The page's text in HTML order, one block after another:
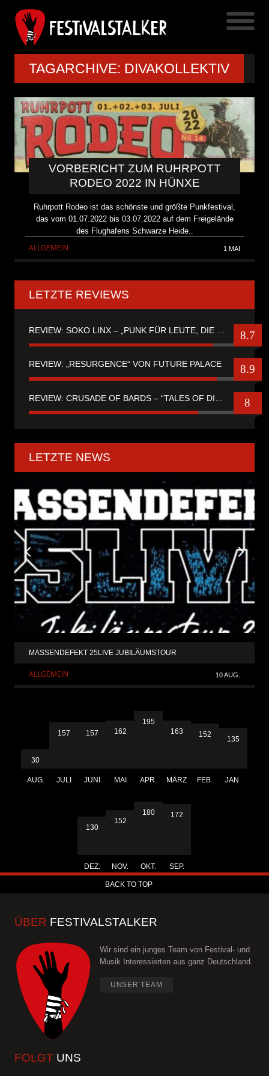
TAGARCHIVE: DIVAKOLLEKTIV
VORBERICHT ZUM RUHRPOTT
RODEO 2022 IN HÜNXE
Ruhrpott Rodeo ist das schönste und größte Punkfestival,
das vom 01.07.2022 bis 03.07.2022 auf dem Freigelände
des Flughafens Schwarze Heide..
ALLGEMEIN 1 MAI
LETZTE REVIEWS
REVIEW: SOKO LINX – „PUNK FÜR LEUTE, DIE PUNK HASZEN“ 8.7
REVIEW: „RESURGENCE“ VON FUTURE PALACE 8.9
8
LETZTE NEWS
MASSENDEFEKT 25LIVE JUBILÄUMSTOUR
ALLGEMEIN 10 AUG.
30
AUG.
157
JULI
157
JUNI
162
MAI
195
APR.
163
MÄRZ
152
FEB.
135
JAN.
130
DEZ.
152
NOV.
180
OKT.
172
SEP.
BACK TO TOP
ÜBER FESTIVALSTALKER
Wir sind ein junges Team von Festival- und
Musik Interessierten aus ganz Deutschland.
UNSER TEAM
FOLGT UNS